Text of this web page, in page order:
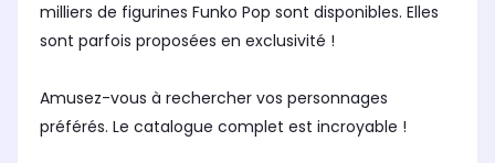
milliers de figurines Funko Pop sont disponibles. Elles
sont parfois proposées en exclusivité !
Amusez-vous à rechercher vos personnages
préférés. Le catalogue complet est incroyable !